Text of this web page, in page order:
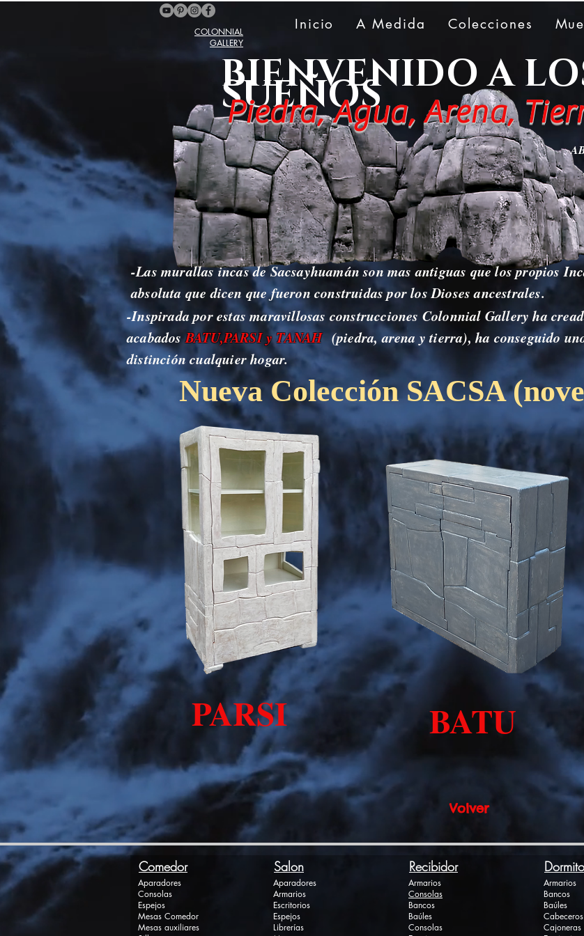
COLONNIAL
GALLERY
Inicio A Medida Colecciones
BIENVENIDO A
SUEÑOS
Piedra, Agua, Arena,
-Las murallas incas de Sacsayhuamán son mas antiguas que los propios
absoluta que dicen que fueron construidas por los Dioses ancestrales.
-Inspirada por estas maravillosas construcciones Colonnial Gallery ha
acabadosBATU,PARSI y TANAH (piedra, arena y tierra), ha conseguido
distinción cualquier hogar.
Nueva Colección SACSA
Volver
PARSI BATU
Comedor
Aparadores
Consolas
Espejos
Mesas Comedor
Mesas auxiliares
Salon
Aparadores
Armarios
Escritorios
Espejos
Librerías
Recibidor
Armarios
Consolas
Bancos
Baúles
Consolas
Armarios
Bancos
Baúles
Cabeceros
Cajoneras